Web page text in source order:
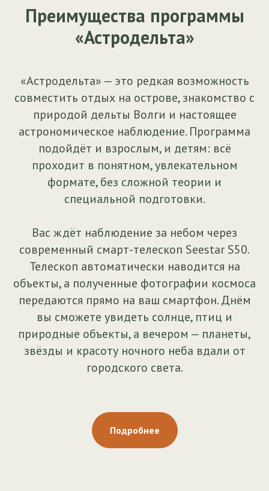
Преимущества программы
«Астродельта»
«Астродельта» — это редкая возможность
совместить отдых на острове, знакомство с
природой дельты Волги и настоящее
астрономическое наблюдение. Программа
подойдёт и взрослым, и детям: всё
проходит в понятном, увлекательном
формате, без сложной теории и
специальной подготовки.
Вас ждёт наблюдение за небом через
современный смарт-телескоп Seestar S50.
Телескоп автоматически наводится на
объекты, а полученные фотографии космоса
передаются прямо на ваш смартфон. Днём
вы сможете увидеть солнце, птиц и
природные объекты, а вечером — планеты,
звёзды и красоту ночного неба вдали от
городского света.
Подробнее